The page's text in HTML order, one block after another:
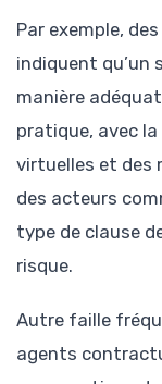
Par exemple,
indiquent qu’un
manière
pratique, avec
virtuelles et des
des acteurs
type de clause
risque.
Autre faille
agents